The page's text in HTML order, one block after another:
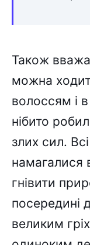
Також
можна
волоссям і
нібито
злих сил.
намагалися
гнівити
посередині
великим